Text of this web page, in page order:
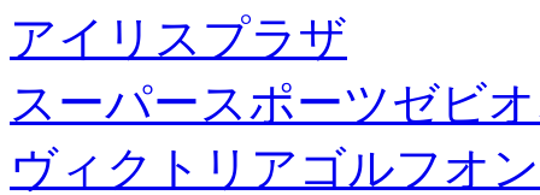
アイリスプラザ
スーパースポーツゼビ
ヴィクトリアゴルフオ